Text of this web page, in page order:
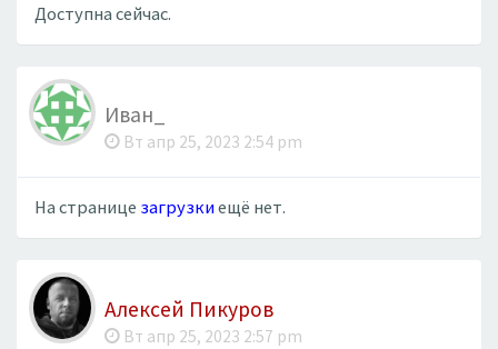
Доступна сейчас.
Иван_
Вт апр 25, 2023 2:54 pm
На странице загрузкиещё нет.
Алексей Пикуров
Вт апр 25, 2023 2:57 pm